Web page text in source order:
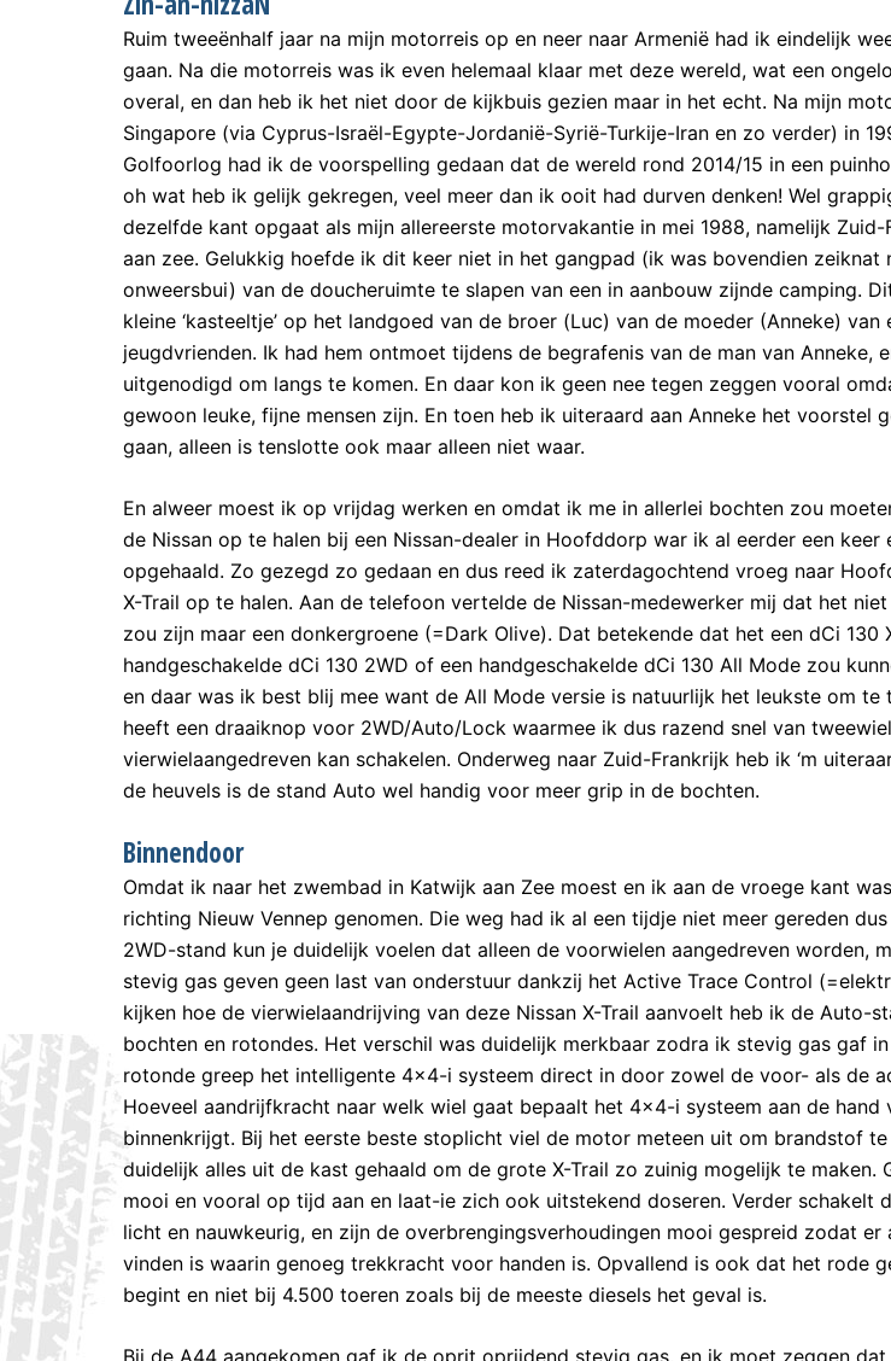
Ruim tweeënhalf jaar na mijn motorreis op en neer naar Armenië had ik eindelijk
gaan. Na die motorreis was ik even helemaal klaar met deze wereld, wat een
overal, en dan heb ik het niet door de kijkbuis gezien maar in het echt. Na mijn
Singapore (via Cyprus-Israël-Egypte-Jordanië-Syrië-Turkije-Iran en zo verder) in
Golfoorlog had ik de voorspelling gedaan dat de wereld rond 2014/15 in een
oh wat heb ik gelijk gekregen, veel meer dan ik ooit had durven denken! Wel
dezelfde kant opgaat als mijn allereerste motorvakantie in mei 1988, namelijk
aan zee. Gelukkig hoefde ik dit keer niet in het gangpad (ik was bovendien zeiknat
onweersbui) van de doucheruimte te slapen van een in aanbouw zijnde camping.
kleine ‘kasteeltje’ op het landgoed van de broer (Luc) van de moeder (Anneke) van
jeugdvrienden. Ik had hem ontmoet tijdens de begrafenis van de man van Anneke,
uitgenodigd om langs te komen. En daar kon ik geen nee tegen zeggen vooral
gewoon leuke, fijne mensen zijn. En toen heb ik uiteraard aan Anneke het voorstel
gaan, alleen is tenslotte ook maar alleen niet waar.
En alweer moest ik op vrijdag werken en omdat ik me in allerlei bochten zou
de Nissan op te halen bij een Nissan-dealer in Hoofddorp war ik al eerder een keer
opgehaald. Zo gezegd zo gedaan en dus reed ik zaterdagochtend vroeg naar
X-Trail op te halen. Aan de telefoon vertelde de Nissan-medewerker mij dat het
zou zijn maar een donkergroene (=Dark Olive). Dat betekende dat het een dCi 130
handgeschakelde dCi 130 2WD of een handgeschakelde dCi 130 All Mode zou
en daar was ik best blij mee want de All Mode versie is natuurlijk het leukste om te
heeft een draaiknop voor 2WD/Auto/Lock waarmee ik dus razend snel van
vierwielaangedreven kan schakelen. Onderweg naar Zuid-Frankrijk heb ik ‘m
de heuvels is de stand Auto wel handig voor meer grip in de bochten.
Binnendoor
Omdat ik naar het zwembad in Katwijk aan Zee moest en ik aan de vroege kant
richting Nieuw Vennep genomen. Die weg had ik al een tijdje niet meer gereden
2WD-stand kun je duidelijk voelen dat alleen de voorwielen aangedreven worden,
stevig gas geven geen last van onderstuur dankzij het Active Trace Control
kijken hoe de vierwielaandrijving van deze Nissan X-Trail aanvoelt heb ik de Auto-
bochten en rotondes. Het verschil was duidelijk merkbaar zodra ik stevig gas gaf
rotonde greep het intelligente 4×4-i systeem direct in door zowel de voor- als de
Hoeveel aandrijfkracht naar welk wiel gaat bepaalt het 4×4-i systeem aan de hand
binnenkrijgt. Bij het eerste beste stoplicht viel de motor meteen uit om brandstof te
duidelijk alles uit de kast gehaald om de grote X-Trail zo zuinig mogelijk te maken.
mooi en vooral op tijd aan en laat-ie zich ook uitstekend doseren. Verder schakelt
licht en nauwkeurig, en zijn de overbrengingsverhoudingen mooi gespreid zodat er
vinden is waarin genoeg trekkracht voor handen is. Opvallend is ook dat het rode
begint en niet bij 4.500 toeren zoals bij de meeste diesels het geval is.